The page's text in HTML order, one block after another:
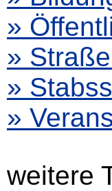
»
»
»
»
weitere